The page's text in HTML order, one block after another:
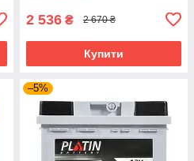
2 536 ₴ 2 670 ₴
Купити
–5%